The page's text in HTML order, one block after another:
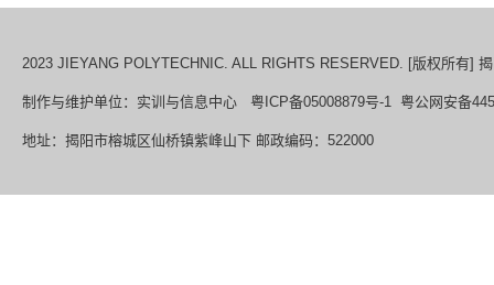
2023 JIEYANG POLYTECHNIC. ALL RIGHTS RESERVED. [版权所有]
制作与维护单位：实训与信息中心 粤ICP备05008879号-1 粤公网安备
地址：揭阳市榕城区仙桥镇紫峰山下 邮政编码：522000